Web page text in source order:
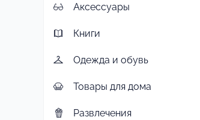
Аксессуары
Книги
Одежда и обувь
Товары для дома
Развлечения